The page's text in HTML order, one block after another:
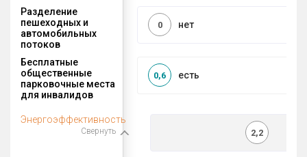
Разделение
пешеходных и
автомобильных
потоков
нет
0
Бесплатные
общественные
парковочные места
для инвалидов
есть
0,6
Энергоэффективность
Свернуть 2,2